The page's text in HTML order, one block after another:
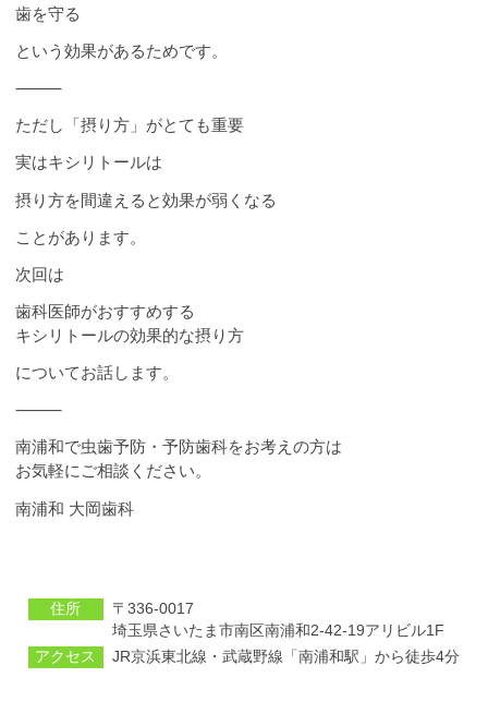
歯を守る
という効果があるためです。
⸻
ただし「摂り方」がとても重要
実はキシリトールは
摂り方を間違えると効果が弱くなる
ことがあります。
次回は
歯科医師がおすすめする
キシリトールの効果的な摂り方
についてお話します。
⸻
南浦和で虫歯予防・予防歯科をお考えの方は
お気軽にご相談ください。
南浦和 大岡歯科
住所
〒336-0017
埼⽟県さいたま市南区南浦和2-42-19アリビル1F
アクセス
JR京浜東北線・武蔵野線「南浦和駅」から徒歩4分